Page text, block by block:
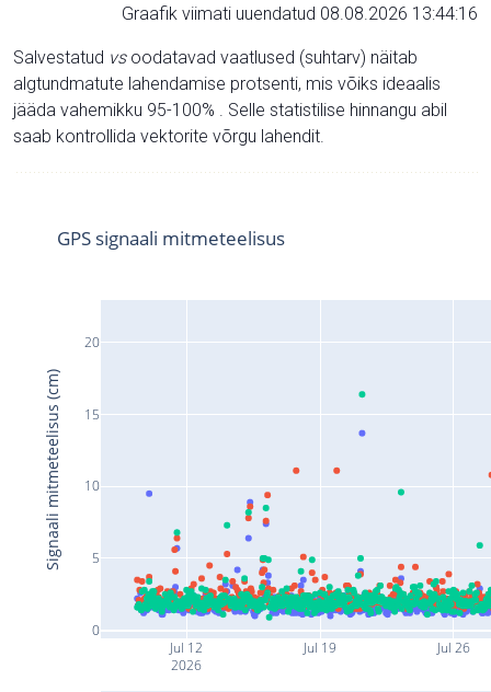
Graafik viimati uuendatud 08.08.2026 13:44:16
Salvestatud vsoodatavad vaatlused (suhtarv) näitab
algtundmatute lahendamise protsenti, mis võiks ideaalis
jääda vahemikku 95-100% . Selle statistilise hinnangu abil
saab kontrollida vektorite võrgu lahendit.
Jul 12
2026
Jul 19 Jul 26
0
5
10
15
20
GPS signaali mitmeteelisus
Signaali mitmeteelisus (cm)